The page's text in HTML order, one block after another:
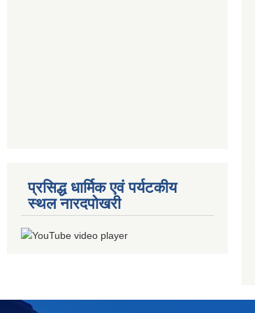
प्रसिद्ध धार्मिक एवं पर्यटकीय
स्थल नारदपोखरी